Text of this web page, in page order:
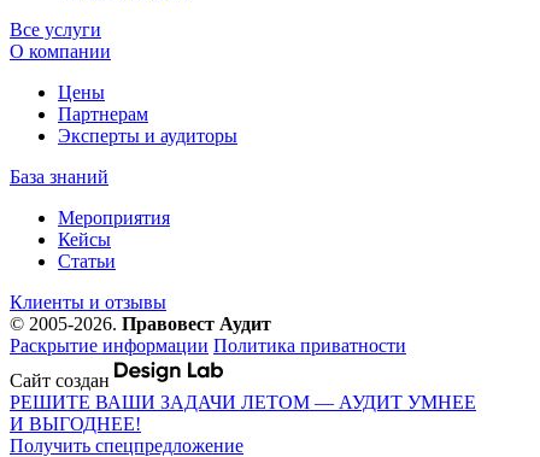
Все услуги
О компании
Цены
Партнерам
Эксперты и аудиторы
База знаний
Мероприятия
Кейсы
Статьи
Клиенты и отзывы
© 2005-2026. Правовест Аудит
Раскрытие информации Политика приватности
Сайт создан
РЕШИТЕ ВАШИ ЗАДАЧИ ЛЕТОМ — АУДИТ УМНЕЕ
И ВЫГОДНЕЕ!
Получить спецпредложение